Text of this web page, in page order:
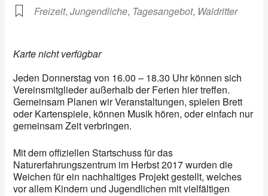
Freizeit,Jungendliche, Tagesangebot, Waldritter
Karte nicht verfügbar
Jeden Donnerstag von 16.00 – 18.30 Uhr können sich
Vereinsmitglieder außerhalb der Ferien hier treffen.
Gemeinsam Planen wir Veranstaltungen, spielen Brett
oder Kartenspiele, können Musik hören, oder einfach nur
gemeinsam Zeit verbringen.
Mit dem offiziellen Startschuss für das
Naturerfahrungszentrum im Herbst 2017 wurden die
Weichen für ein nachhaltiges Projekt gestellt, welches
vor allem Kindern und Jugendlichen mit vielfältigen